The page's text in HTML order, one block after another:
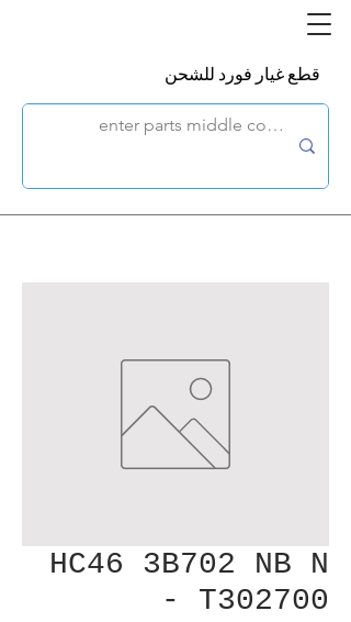
قطع غيار فورد للشحن
HC46 3B702 NB N
- T302700